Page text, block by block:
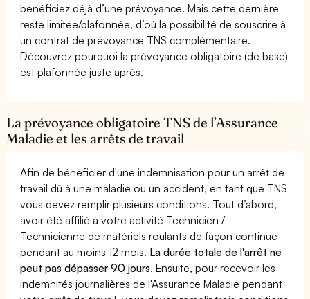
bénéficiez déjà d’une prévoyance. Mais cette dernière
reste limitée/plafonnée, d’où la possibilité de souscrire à
un contrat de prévoyance TNS complémentaire.
Découvrez pourquoi la prévoyance obligatoire (de base)
est plafonnée juste après.
La prévoyance obligatoire TNS de l’Assurance
Maladie et les arrêts de travail
Afin de bénéficier d'une indemnisation pour un arrêt de
travail dû à une maladie ou un accident, en tant que TNS
vous devez remplir plusieurs conditions. Tout d’abord,
avoir été affilié à votre activité Technicien /
Technicienne de matériels roulants de façon continue
pendant au moins 12 mois. La durée totale de l'arrêt ne
peut pas dépasser 90 jours. Ensuite, pour recevoir les
indemnités journalières de l'Assurance Maladie pendant